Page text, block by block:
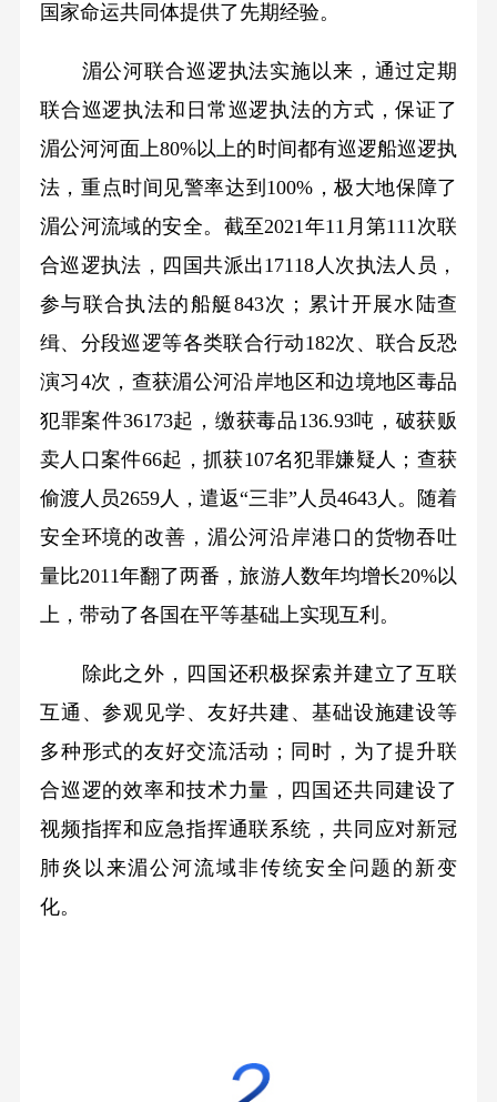
国家命运共同体提供了先期经验。
湄公河联合巡逻执法实施以来，通过定期
联合巡逻执法和日常巡逻执法的方式，保证了
湄公河河面上80%以上的时间都有巡逻船巡逻执
法，重点时间见警率达到100%，极大地保障了
湄公河流域的安全。截至2021年11月第111次联
合巡逻执法，四国共派出17118人次执法人员，
参与联合执法的船艇843次；累计开展水陆查
缉、分段巡逻等各类联合行动182次、联合反恐
演习4次，查获湄公河沿岸地区和边境地区毒品
犯罪案件36173起，缴获毒品136.93吨，破获贩
卖人口案件66起，抓获107名犯罪嫌疑人；查获
偷渡人员2659人，遣返“三非”人员4643人。随着
安全环境的改善，湄公河沿岸港口的货物吞吐
量比2011年翻了两番，旅游人数年均增长20%以
上，带动了各国在平等基础上实现互利。
除此之外，四国还积极探索并建立了互联
互通、参观见学、友好共建、基础设施建设等
多种形式的友好交流活动；同时，为了提升联
合巡逻的效率和技术力量，四国还共同建设了
视频指挥和应急指挥通联系统，共同应对新冠
肺炎以来湄公河流域非传统安全问题的新变
化。